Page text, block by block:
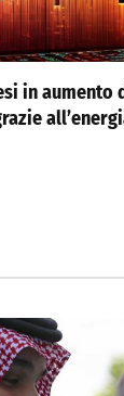
in aumento